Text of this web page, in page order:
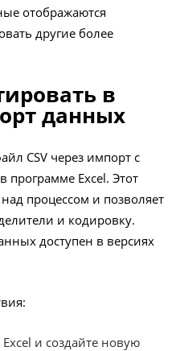
отображаются
другие более
в
данных
CSV через импорт с
Excel. Этот
процессом и позволяет
и кодировку.
доступен в версиях
и создайте новую